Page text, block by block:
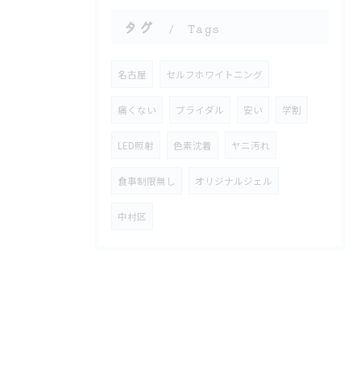
タグ Tags
名古屋 セルフホワイトニング
痛くない ブライダル 安い 学割
LED照射 色素沈着 ヤニ汚れ
食事制限無し オリジナルジェル
中村区